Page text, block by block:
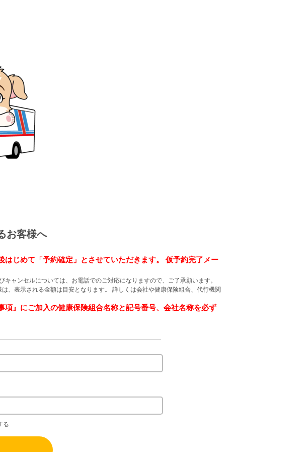
お客様へ
じめて「予約確定」とさせていただきます。 仮予約完了メー
ャンセルについては、お電話でのご対応になりますので、ご了承願います。
、表示される金額は目安となります。 詳しくは会社や健康保険組合、代行機関
』にご加入の健康保険組合名称と記号番号、会社名称を必ず
る